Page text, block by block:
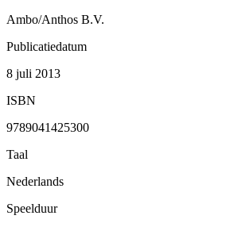
Ambo/Anthos B.V.
Publicatiedatum
8 juli 2013
ISBN
9789041425300
Taal
Nederlands
Speelduur